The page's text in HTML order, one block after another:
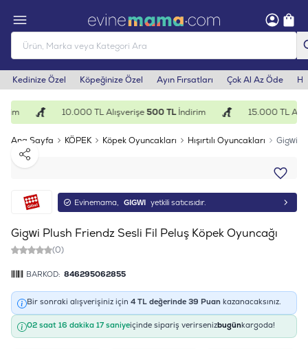
Kedinize Özel Köpeğinize Özel Ayın Fırsatları Çok Al Az Öde
10.000 TL Alışverişe500 TLİndirim 15.000 TL
Ana Sayfa KÖPEK Köpek Oyuncakları Hışırtılı Oyuncakları
Gigwi
Paylaş
Evinemama, GIGWI yetkili satıcısıdır.
Gigwi Plush Friendz Sesli Fil Peluş Köpek Oyuncağı
(0)
BARKOD: 846295062855
Bir sonraki alışverişiniz için 4 TL değerinde 39 Puan kazanacaksınız.
02 saat 16 dakika 17 saniyeiçinde sipariş verirsenizbugünkargoda!